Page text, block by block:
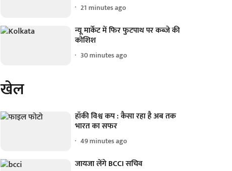
21 minutes ago
न्यू मार्केट में फिर फुटपाथ पर कब्जे की
कोशिश
30 minutes ago
खेल
हॉकी विश्व कप : कैसा रहा है अब तक
भारत का सफर
49 minutes ago
जायजा लेंगे BCCI सचिव